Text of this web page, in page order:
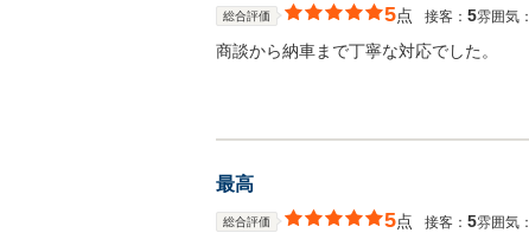
総合評価 5点 接客： 5雰囲気：
商談から納車まで丁寧な対応でした。
最高
総合評価 5点 接客： 5雰囲気：